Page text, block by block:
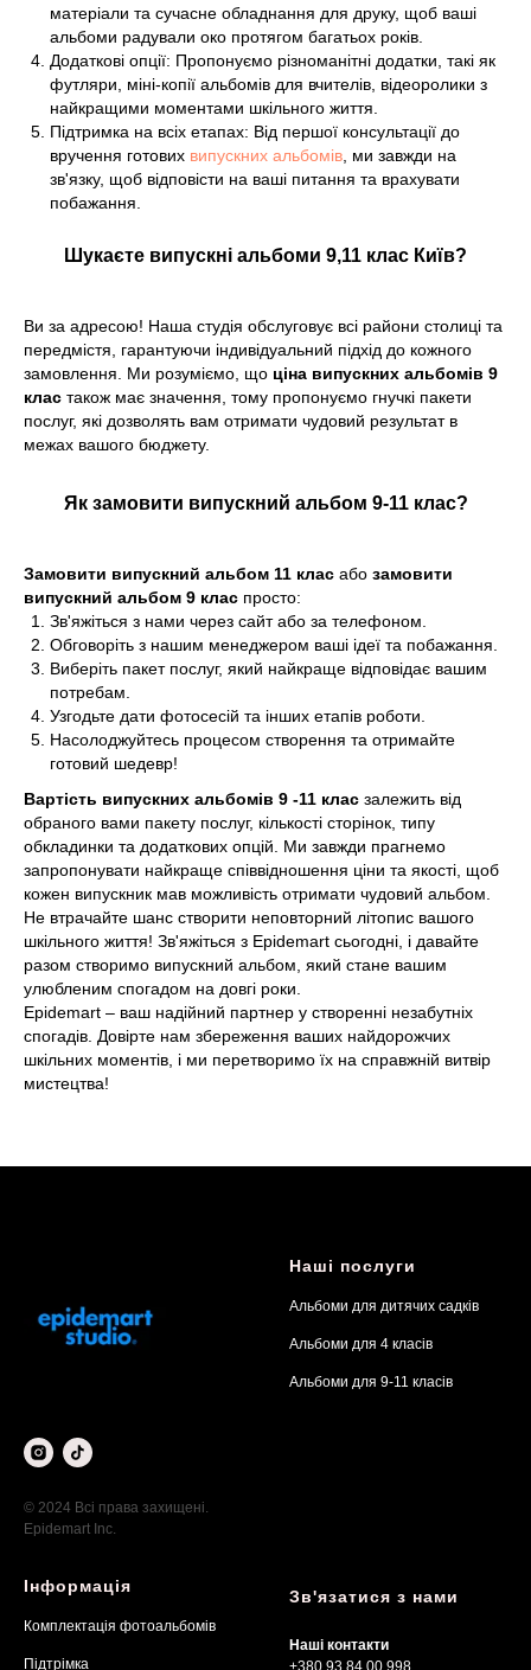
матеріали та сучасне обладнання для друку, щоб ваші
альбоми радували око протягом багатьох років.
Додаткові опції: Пропонуємо різноманітні додатки, такі як
футляри, міні-копії альбомів для вчителів, відеоролики з
найкращими моментами шкільного життя.
Підтримка на всіх етапах: Від першої консультації до
вручення готових випускних альбомів , ми завжди на
зв'язку, щоб відповісти на ваші питання та врахувати
побажання.
Шукаєте випускні альбоми 9,11 клас Київ?
Ви за адресою! Наша студія обслуговує всі райони столиці та
передмістя, гарантуючи індивідуальний підхід до кожного
замовлення. Ми розуміємо, що ціна випускних альбомів 9
клас також має значення, тому пропонуємо гнучкі пакети
послуг, які дозволять вам отримати чудовий результат в
межах вашого бюджету.
Як замовити випускний альбом 9-11 клас?
Замовити випускний альбом 11 клас або замовити
випускний альбом 9 клас просто:
Зв'яжіться з нами через сайт або за телефоном.
Обговоріть з нашим менеджером ваші ідеї та побажання.
Виберіть пакет послуг, який найкраще відповідає вашим
потребам.
Узгодьте дати фотосесій та інших етапів роботи.
Насолоджуйтесь процесом створення та отримайте
готовий шедевр!
Вартість випускних альбомів 9 -11 клас залежить від
обраного вами пакету послуг, кількості сторінок, типу
обкладинки та додаткових опцій. Ми завжди прагнемо
запропонувати найкраще співвідношення ціни та якості, щоб
кожен випускник мав можливість отримати чудовий альбом.
Не втрачайте шанс створити неповторний літопис вашого
шкільного життя! Зв'яжіться з Epidemart сьогодні, і давайте
разом створимо випускний альбом, який стане вашим
улюбленим спогадом на довгі роки.
Epidemart – ваш надійний партнер у створенні незабутніх
спогадів. Довірте нам збереження ваших найдорожчих
шкільних моментів, і ми перетворимо їх на справжній витвір
мистецтва!
© 2024 Всі права захищені.
Epidemart Inc.
Наші послуги
Альбоми для дитячих садків
Альбоми для 4 класів
Альбоми для 9-11 класів
Інформація
Комплектація фотоальбомів
Підтрімка
Зв'язатися з нами
Наші контакти
+380 93 84 00 998